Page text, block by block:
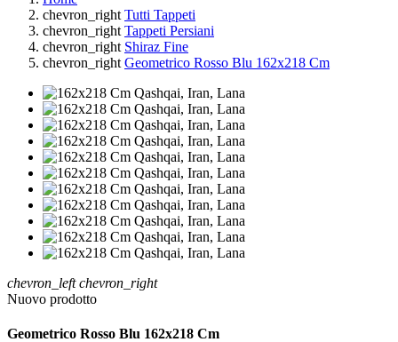
chevron_right Tutti Tappeti
chevron_right Tappeti Persiani
chevron_right Shiraz Fine
chevron_right Geometrico Rosso Blu 162x218 Cm
chevron_left chevron_right
Nuovo prodotto
Geometrico Rosso Blu 162x218 Cm